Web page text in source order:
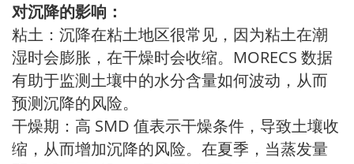
对沉降的影响：
粘土：沉降在粘土地区很常见，因为粘土在潮
湿时会膨胀，在干燥时会收缩。MORECS 数据
有助于监测土壤中的水分含量如何波动，从而
预测沉降的风险。
干燥期：高 SMD 值表示干燥条件，导致土壤收
缩，从而增加沉降的风险。在夏季，当蒸发量